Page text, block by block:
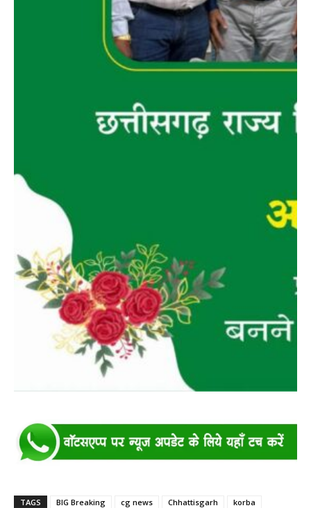
TAGS BIG Breaking cg news Chhattisgarh
korba